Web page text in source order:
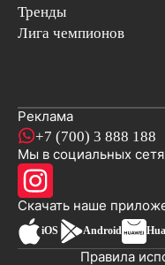
Тренды
Лига чемпионов
Реклама
+7 (700) 3 888 188
Мы в социальных
Скачать наше
iOS Android
Правила